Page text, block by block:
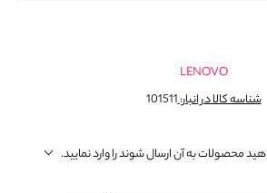
LENOVO
شناسه کالا در انبار:101511
محصولات به آن ارسال شوند را وارد نمایید.